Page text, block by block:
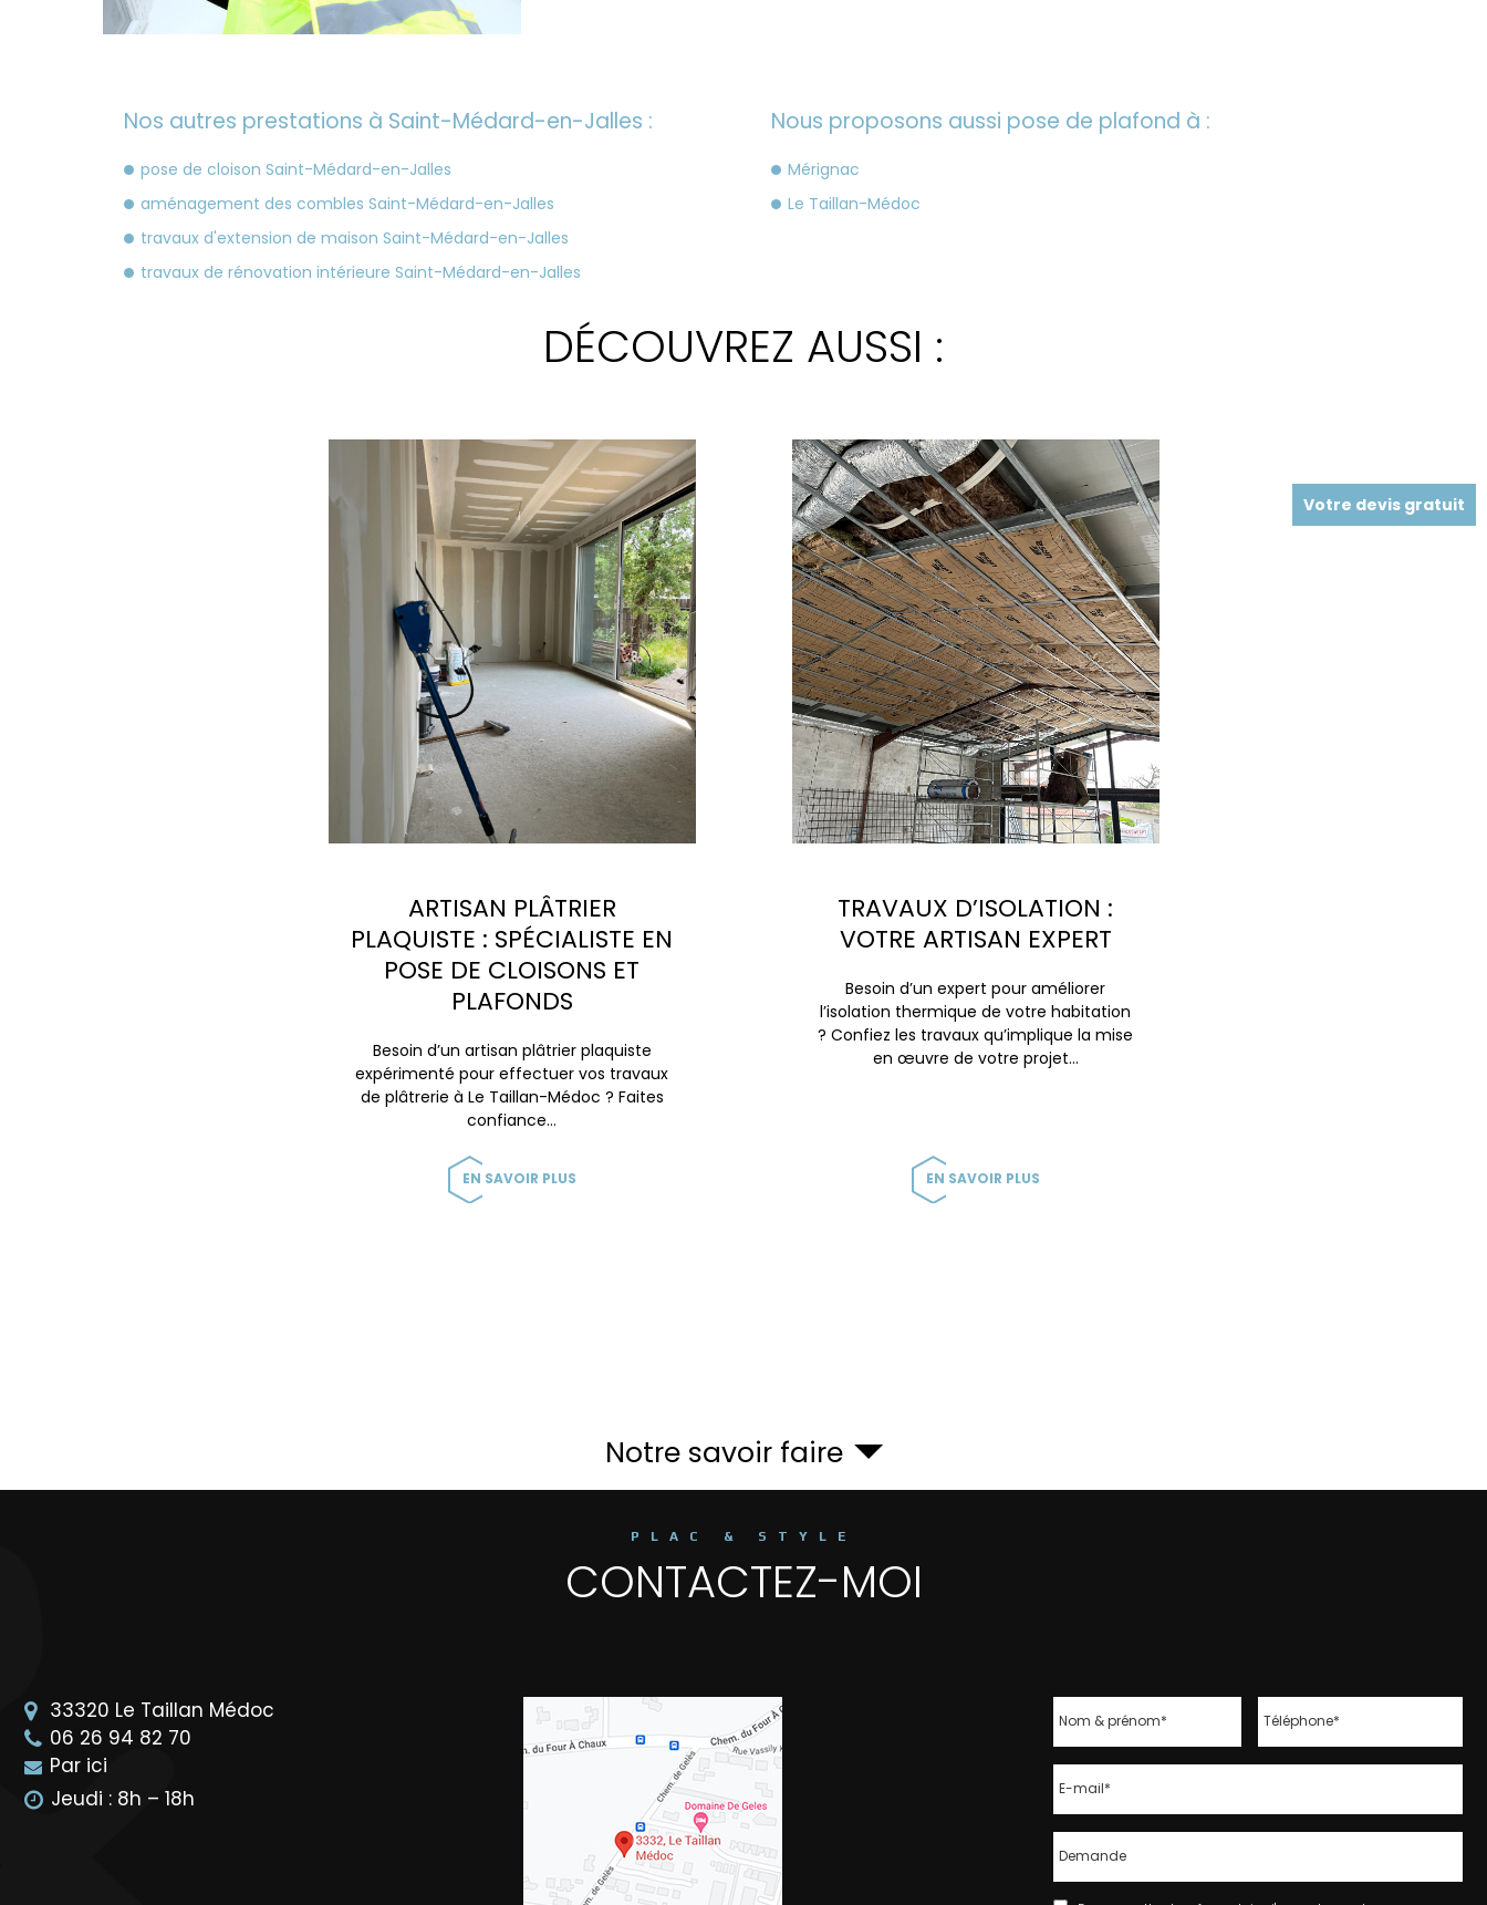
Nos autres prestations à Saint-Médard-en-Jalles :
pose de cloison Saint-Médard-en-Jalles
aménagement des combles Saint-Médard-en-Jalles
travaux d'extension de maison Saint-Médard-en-Jalles
travaux de rénovation intérieure Saint-Médard-en-Jalles
Nous proposons aussi pose de plafond à :
Mérignac
Le Taillan-Médoc
DÉCOUVREZ AUSSI :
ARTISAN PLÂTRIER
PLAQUISTE : SPÉCIALISTE EN
POSE DE CLOISONS ET
PLAFONDS
Besoin d’un artisan plâtrier plaquiste
expérimenté pour effectuer vos travaux
de plâtrerie à Le Taillan-Médoc ? Faites
confiance…
EN SAVOIR PLUS
TRAVAUX D’ISOLATION :
VOTRE ARTISAN EXPERT
Besoin d’un expert pour améliorer
l’isolation thermique de votre habitation
? Confiez les travaux qu’implique la mise
en œuvre de votre projet…
EN SAVOIR PLUS
Votre devis gratuit
Notre savoir faire
PLAC & STYLE
CONTACTEZ-MOI
33320 Le Taillan Médoc
06 26 94 82 70
Par ici
Jeudi : 8h – 18h